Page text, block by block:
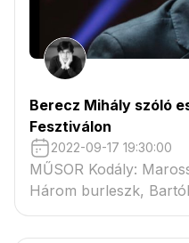
Berecz Mihály szóló
Fesztiválon
2022-09-17 19:30:00
MŰSOR Kodály:
Három burleszk,
bolgár ritmusban
Három etűd op. 18.,